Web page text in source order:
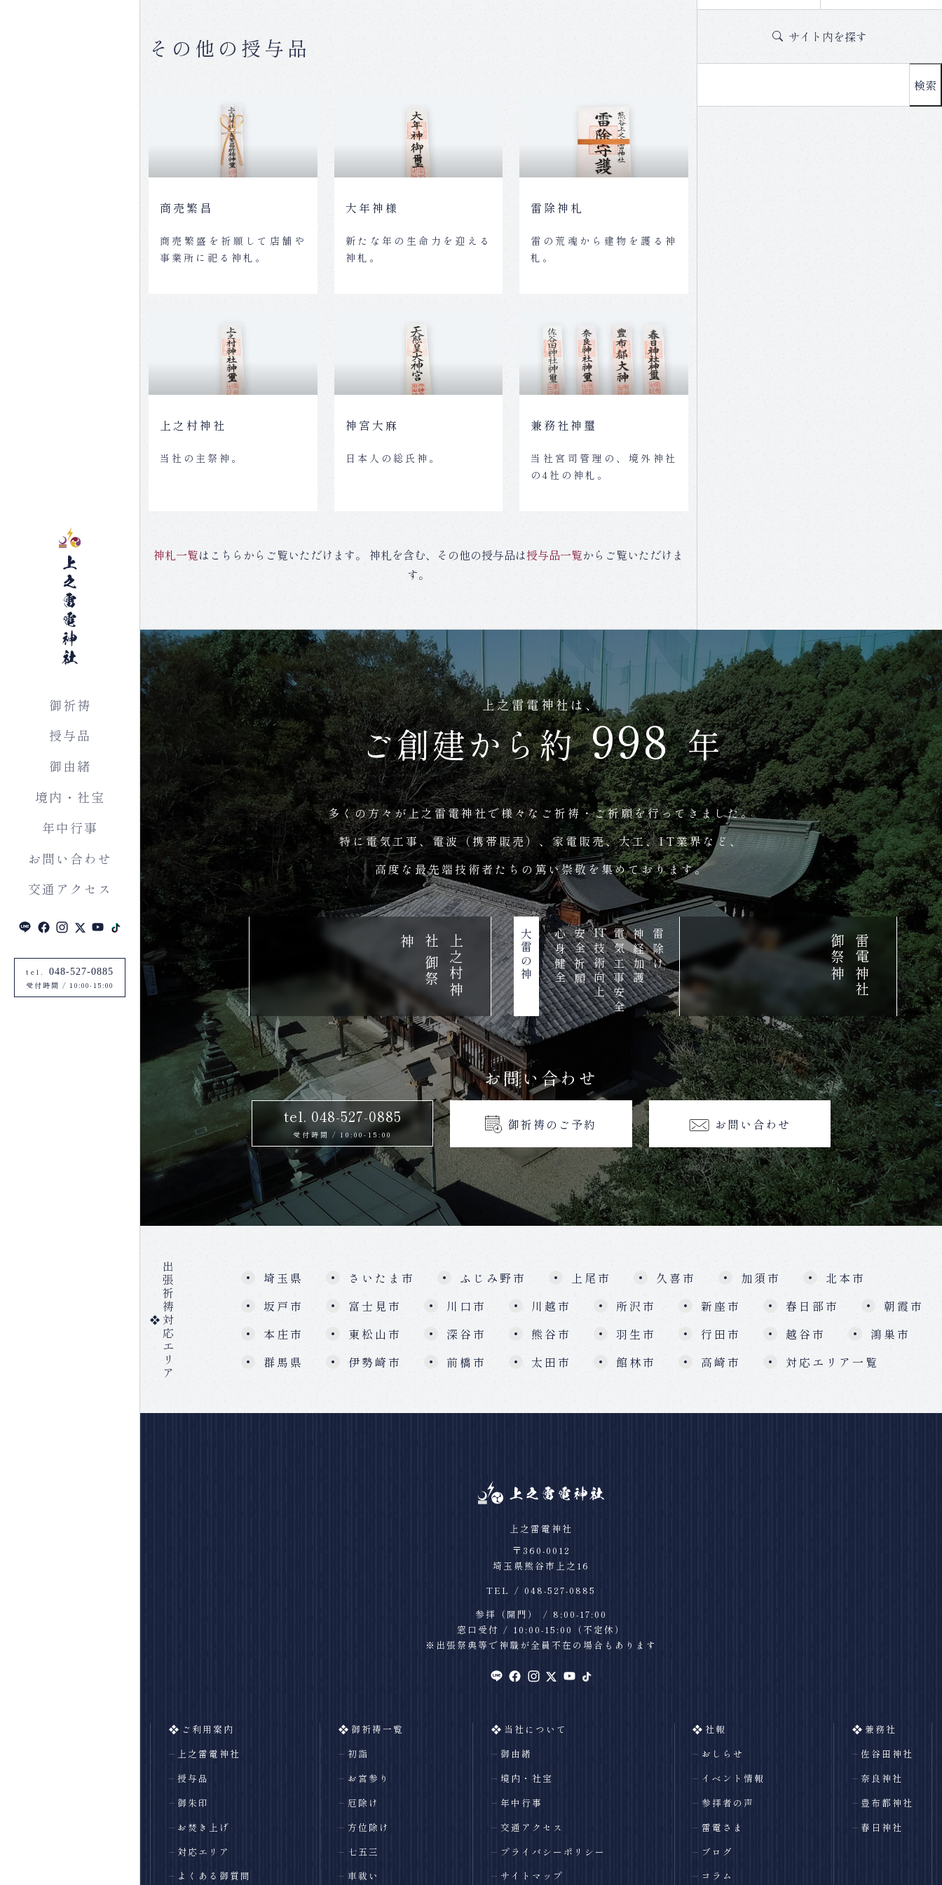
御祈祷
授与品
御由緒
境内・社宝
年中行事
お問い合わせ
交通アクセス
tel.
048-527-0885
受付時間 / 10:00-15:00
その他の授与品
商売繁昌
商売繁盛を祈願して店舗や
事業所に祀る神札。
大年神様
新たな年の生命力を迎える
神札。
雷除神札
雷の荒魂から建物を護る神
札。
上之村神社
当社の主祭神。
神宮大麻
日本人の総氏神。
兼務社神璽
当社宮司管理の、境外神社
の4社の神札。
神札一覧はこちらからご覧いただけます。 神札を含む、その他の授与品は授与品一覧からご覧いただけま
す。
サイト内を探す
検索
お問い合わせ
tel. 048-527-0885
受付時間 / 10:00-15:00
御祈祷のご予約 お問い合わせ
上之雷電神社は、
ご創建から約1000年
多くの方々が上之雷電神社で様々なご祈祷・ご祈願を行ってきました。
特に電気工事、電波（携帯販売）、家電販売、大工、IT業界など、
高度な最先端技術者たちの篤い崇敬を集めております。
雷
電
神
社
御
祭
神
大雷の神 雷除け
神経加護
電気工事安全
IT
技術向上
安全祈願
心身健全
上
之
村
神
社
御
祭
神
除災招福
厄除け
安全祈願
縁結び
出
張
祈
祷
対
応
エ
リ
ア
埼玉県 さいたま市 ふじみ野市 上尾市 久喜市 加須市
北本市
坂戸市
富士見市 川口市 川越市 所沢市 新座市 春日部市
朝霞市
本庄市
東松山市 深谷市 熊谷市 羽生市 行田市 越谷市
鴻巣市
群馬県
伊勢崎市 前橋市 太田市 館林市 高崎市 対応エリア一覧
上之雷電神社
〒360-0012
埼玉県熊谷市上之16
TEL
048-527-0885
参拝（開門）
8:00-17:00
窓口受付
10:00-15:00
（不定休）
※出張祭典等で神職が全員不在の場合もあります
ご利用案内
上之雷電神社
授与品
御朱印
お焚き上げ
対応エリア
よくある御質問
御祈祷一覧
初詣
お宮参り
厄除け
方位除け
七五三
車祓い
当社について
御由緒
境内・社宝
年中行事
交通アクセス
プライバシーポリシー
サイトマップ
社報
おしらせ
イベント情報
参拝者の声
雷電さま
ブログ
コラム
兼務社
佐谷田神社
奈良神社
豊布都神社
春日神社